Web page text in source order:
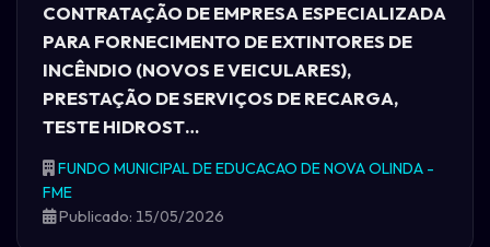
CONTRATAÇÃO DE EMPRESA ESPECIALIZADA
PARA FORNECIMENTO DE EXTINTORES DE
INCÊNDIO (NOVOS E VEICULARES),
PRESTAÇÃO DE SERVIÇOS DE RECARGA,
TESTE HIDROST…
FUNDO MUNICIPAL DE EDUCACAO DE NOVA OLINDA -
FME
Publicado: 15/05/2026